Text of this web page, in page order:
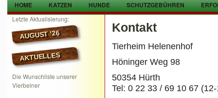
HOME KATZEN HUNDE SCHUTZGEBÜHREN
TIER GEFUNDEN KONTAKT
Letzte Aktualisierung:
AUGUST ’26
AKTUELLES
Die Wunschliste unserer
Vierbeiner
Kontakt
Tierheim Helenenhof
Höninger Weg 98
50354 Hürth
Tel: 0 22 33 / 69 10 67